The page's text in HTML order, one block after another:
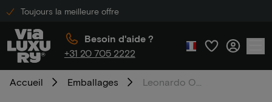
Toujours la meilleure offre
Besoin d'aide ?
+31 20 705 2222
Accueil Emballages